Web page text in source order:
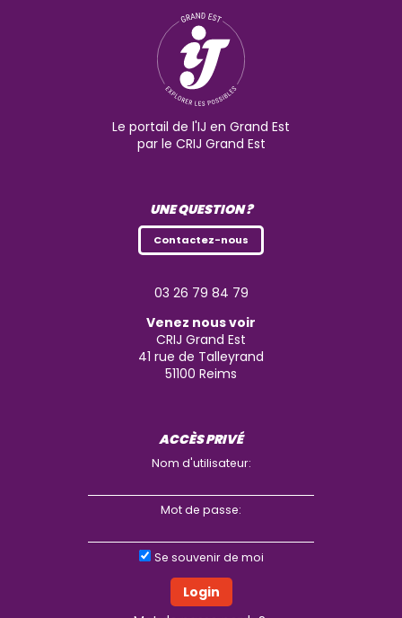
Le portail de l'IJ en Grand Est
par le CRIJ Grand Est
UNE QUESTION ?
Contactez-nous
03 26 79 84 79
Venez nous voir
CRIJ Grand Est
41 rue de Talleyrand
51100 Reims
ACCÈS PRIVÉ
Nom d'utilisateur:
Mot de passe:
Se souvenir de moi